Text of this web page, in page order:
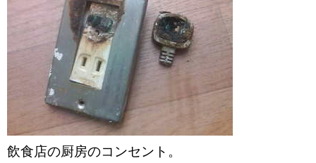
飲食店の厨房のコンセント。